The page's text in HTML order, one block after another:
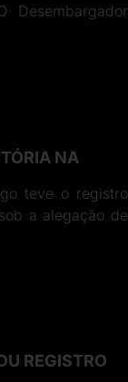
Desembargador
NA
teve o registro
a alegação de
REGISTRO